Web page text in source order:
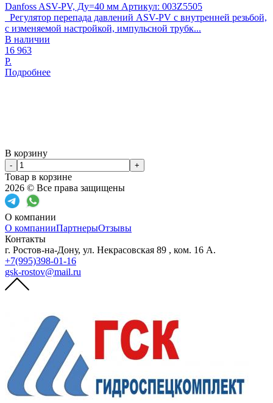
Danfoss ASV-PV, Ду=40 мм Артикул: 003Z5505
Регулятор перепада давлений ASV-PV с внутренней резьбой,
с изменяемой настройкой, импульсной трубк...
В наличии
16 963
Р.
Подробнее
В корзину
- +
Товар в корзине
2026 © Все права защищены
О компании
О компанииПартнерыОтзывы
Контакты
г. Ростов-на-Дону, ул. Некрасовская 89 , ком. 16 А.
+7(995)398-01-16
gsk-rostov@mail.ru